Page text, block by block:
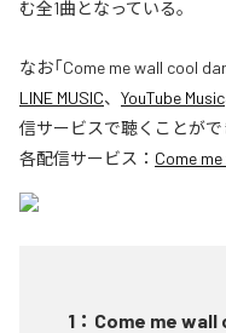
む全1曲となっている。
なお「Come me wall cool
LINE MUSIC、 YouTube Music
信サービスで聴くことがで
各配信サービス： Come
1 ： Come me